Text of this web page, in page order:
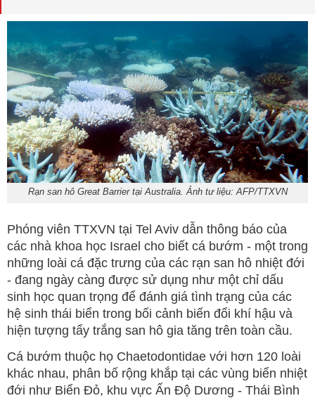
Rạn san hô Great Barrier tại Australia. Ảnh tư liệu: AFP/TTXVN
Phóng viên TTXVN tại Tel Aviv dẫn thông báo của
các nhà khoa học Israel cho biết cá bướm - một trong
những loài cá đặc trưng của các rạn san hô nhiệt đới
- đang ngày càng được sử dụng như một chỉ dấu
sinh học quan trọng để đánh giá tình trạng của các
hệ sinh thái biển trong bối cảnh biến đổi khí hậu và
hiện tượng tẩy trắng san hô gia tăng trên toàn cầu.
Cá bướm thuộc họ Chaetodontidae với hơn 120 loài
khác nhau, phân bố rộng khắp tại các vùng biển nhiệt
đới như Biển Đỏ, khu vực Ấn Độ Dương - Thái Bình